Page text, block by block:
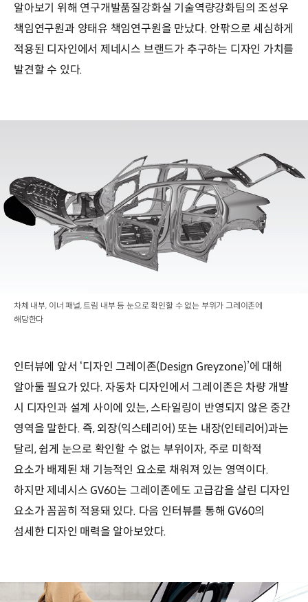
알아보기 위해 연구개발품질강화실 기술역량강화팀의 조성우
책임연구원과 양태유 책임연구원을 만났다. 안팎으로 세심하게
적용된 디자인에서 제네시스 브랜드가 추구하는 디자인 가치를
발견할 수 있다.
차체 내부, 이너 패널, 트림 내부 등 눈으로 확인할 수 없는 부위가 그레이존에
해당한다
인터뷰에 앞서 ‘디자인 그레이존(Design Greyzone)’에 대해
알아둘 필요가 있다. 자동차 디자인에서 그레이존은 차량 개발
시 디자인과 설계 사이에 있는, 스타일링이 반영되지 않은 중간
영역을 말한다. 즉, 외장(익스테리어) 또는 내장(인테리어)과는
달리, 쉽게 눈으로 확인할 수 없는 부위이자, 주로 미학적
요소가 배제된 채 기능적인 요소로 채워져 있는 영역이다.
하지만 제네시스 GV60는 그레이존에도 고급감을 살린 디자인
요소가 꼼꼼히 적용돼 있다. 다음 인터뷰를 통해 GV60의
섬세한 디자인 매력을 알아보았다.